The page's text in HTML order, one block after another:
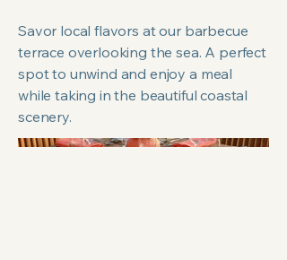
Savor local flavors at our barbecue
terrace overlooking the sea. A perfect
spot to unwind and enjoy a meal
while taking in the beautiful coastal
scenery.